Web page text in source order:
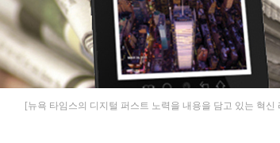
[뉴욕 타임스의 디지털 퍼스트 노력을 내용을 담고 있는 혁신